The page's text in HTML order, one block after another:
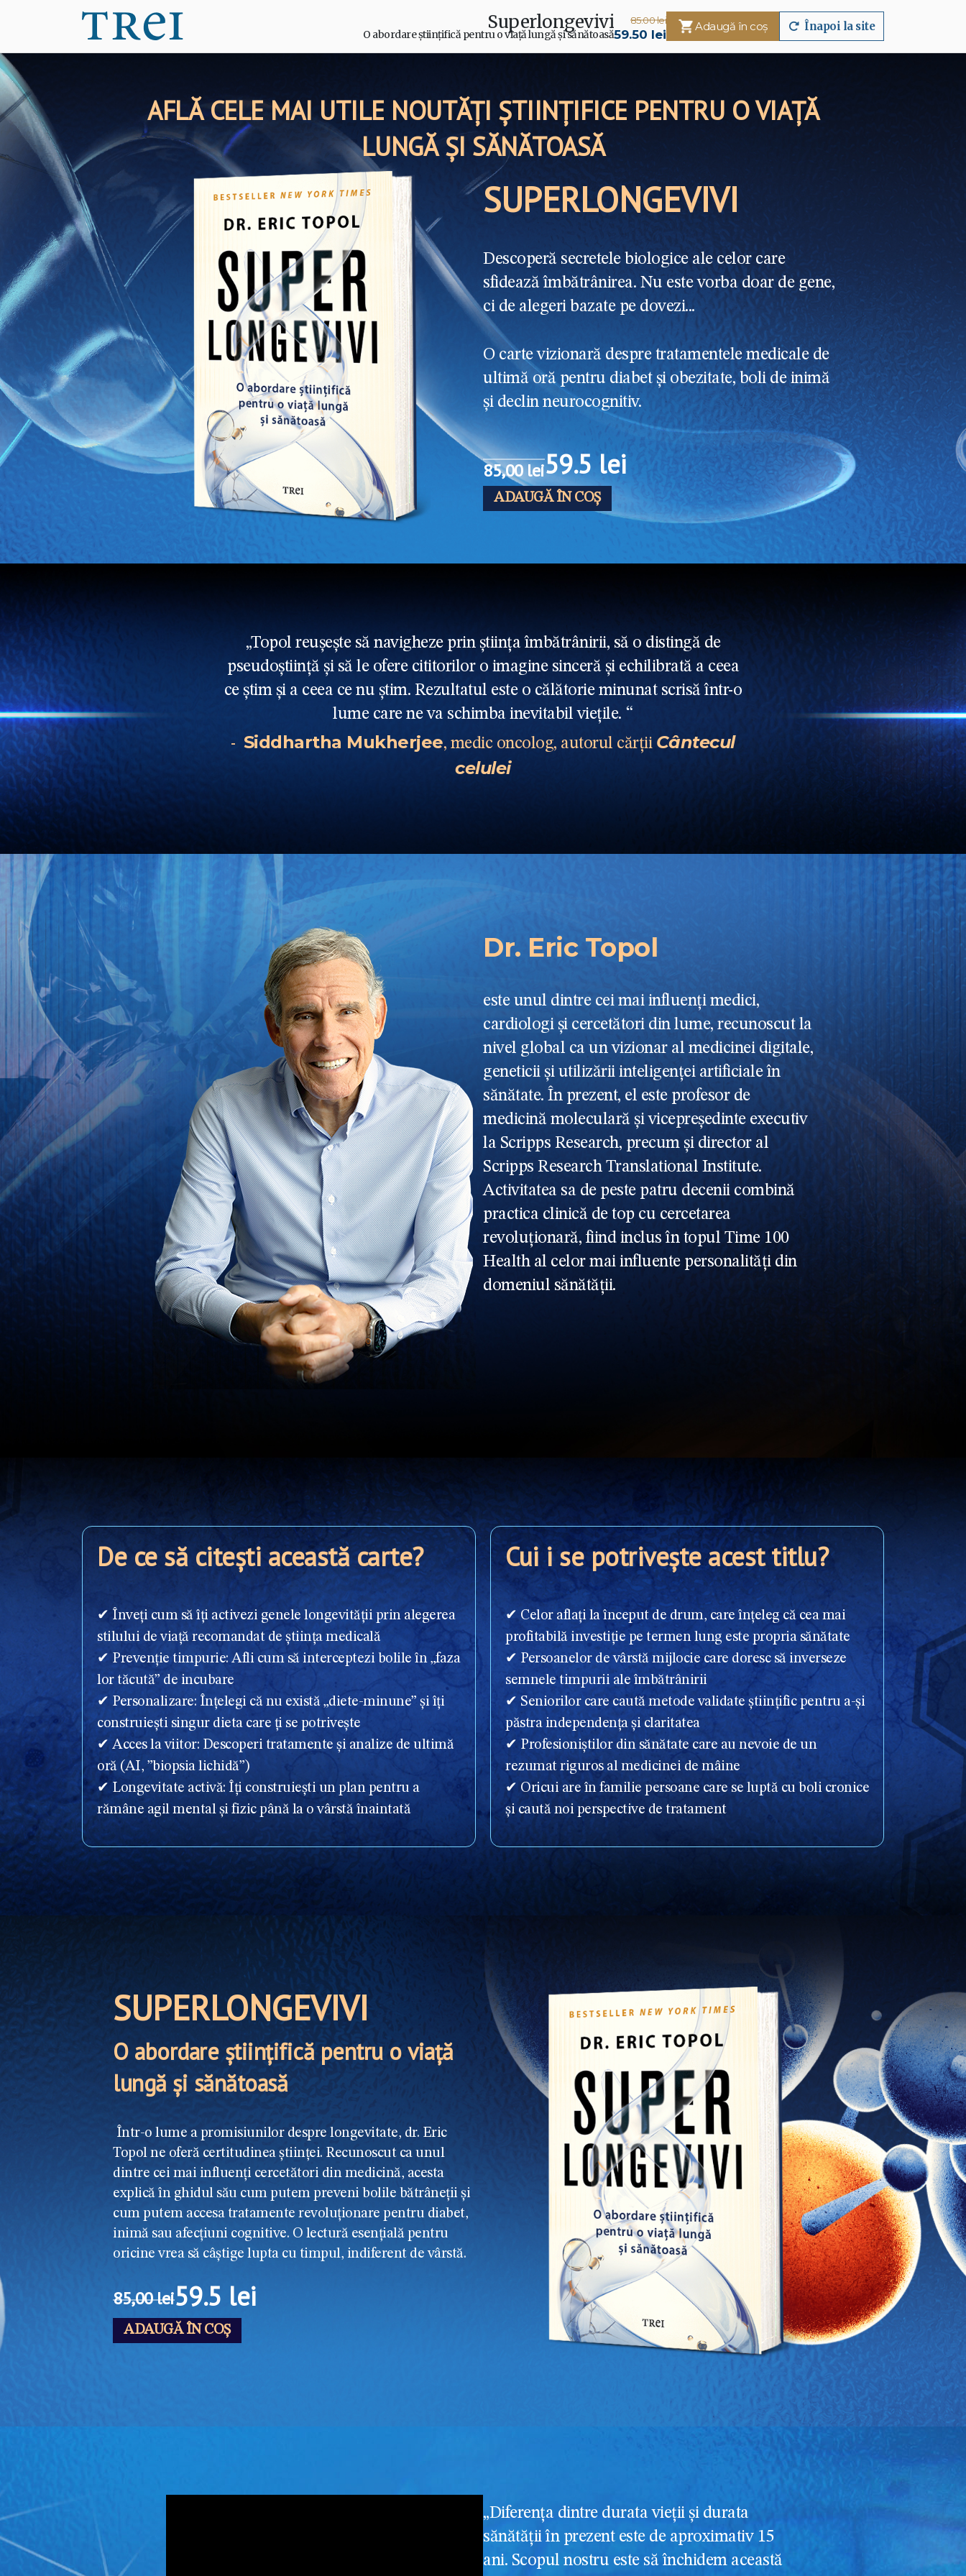
Superlongevivi
O abordare științifică pentru o viață lungă și sănătoasă
85.00 lei
59.50 lei
Adaugă în coș Înapoi la site
AFLĂ CELE MAI UTILE NOUTĂȚI ȘTIINȚIFICE PENTRU O VIAȚĂ
LUNGĂ ȘI SĂNĂTOASĂ
SUPERLONGEVIVI
Descoperă secretele biologice ale celor care
sfidează îmbătrânirea. Nu este vorba doar de gene,
ci de alegeri bazate pe dovezi...
O carte vizionară despre tratamentele medicale de
ultimă oră pentru diabet și obezitate, boli de inimă
și declin neurocognitiv.
85,00 lei59.5 lei
ADAUGĂ ÎN COȘ
„Topol reușește să navigheze prin știința îmbătrânirii, să o distingă de
pseudoștiință și să le ofere cititorilor o imagine sinceră și echilibrată a ceea
ce știm și a ceea ce nu știm. Rezultatul este o călătorie minunat scrisă într-o
lume care ne va schimba inevitabil viețile. “
- Siddhartha Mukherjee, medic oncolog, autorul cărții Cântecul
celulei
Dr. Eric Topol
este unul dintre cei mai influenți medici,
cardiologi și cercetători din lume, recunoscut la
nivel global ca un vizionar al medicinei digitale,
geneticii și utilizării inteligenței artificiale în
sănătate. În prezent, el este profesor de
medicină moleculară și vicepreședinte executiv
la Scripps Research, precum și director al
Scripps Research Translational Institute.
Activitatea sa de peste patru decenii combină
practica clinică de top cu cercetarea
revoluționară, fiind inclus în topul Time 100
Health al celor mai influente personalități din
domeniul sănătății.
De ce să citești această carte?
✔ Înveți cum să îți activezi genele longevității prin alegerea
stilului de viață recomandat de știința medicală
✔ Prevenție timpurie: Afli cum să interceptezi bolile în „faza
lor tăcută” de incubare
✔ Personalizare: Înțelegi că nu există „diete-minune” și îți
construiești singur dieta care ți se potrivește
✔ Acces la viitor: Descoperi tratamente și analize de ultimă
oră (AI, ”biopsia lichidă”)
✔ Longevitate activă: Îți construiești un plan pentru a
rămâne agil mental și fizic până la o vârstă înaintată
Cui i se potrivește acest titlu?
✔ Celor aflați la început de drum, care înțeleg că cea mai
profitabilă investiție pe termen lung este propria sănătate
✔ Persoanelor de vârstă mijlocie care doresc să inverseze
semnele timpurii ale îmbătrânirii
✔ Seniorilor care caută metode validate științific pentru a-și
păstra independența și claritatea
✔ Profesioniștilor din sănătate care au nevoie de un
rezumat riguros al medicinei de mâine
✔ Oricui are în familie persoane care se luptă cu boli cronice
și caută noi perspective de tratament
SUPERLONGEVIVI
O abordare științifică pentru o viață
lungă și sănătoasă
Într-o lume a promisiunilor despre longevitate, dr. Eric
Topol ne oferă certitudinea științei. Recunoscut ca unul
dintre cei mai influenți cercetători din medicină, acesta
explică în ghidul său cum putem preveni bolile bătrâneții și
cum putem accesa tratamente revoluționare pentru diabet,
inimă sau afecțiuni cognitive. O lectură esențială pentru
oricine vrea să câștige lupta cu timpul, indiferent de vârstă.
85,00 lei59.5 lei
ADAUGĂ ÎN COȘ
„Diferența dintre durata vieții și durata
sănătății în prezent este de aproximativ 15
ani. Scopul nostru este să închidem această